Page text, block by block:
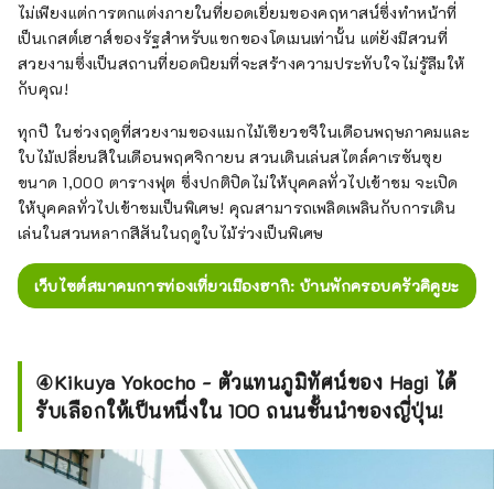
ไม่เพียงแต่การตกแต่งภายในที่ยอดเยี่ยมของคฤหาสน์ซึ่งทำหน้าที่
เป็นเกสต์เฮาส์ของรัฐสำหรับแขกของโดเมนเท่านั้น แต่ยังมีสวนที่
สวยงามซึ่งเป็นสถานที่ยอดนิยมที่จะสร้างความประทับใจไม่รู้ลืมให้
กับคุณ!
ทุกปี ในช่วงฤดูที่สวยงามของแมกไม้เขียวขจีในเดือนพฤษภาคมและ
ใบไม้เปลี่ยนสีในเดือนพฤศจิกายน สวนเดินเล่นสไตล์คาเรซันซุย
ขนาด 1,000 ตารางฟุต ซึ่งปกติปิดไม่ให้บุคคลทั่วไปเข้าชม จะเปิด
ให้บุคคลทั่วไปเข้าชมเป็นพิเศษ! คุณสามารถเพลิดเพลินกับการเดิน
เล่นในสวนหลากสีสันในฤดูใบไม้ร่วงเป็นพิเศษ
เว็บไซต์สมาคมการท่องเที่ยวเมืองฮากิ: บ้านพักครอบครัวคิคูยะ
④Kikuya Yokocho - ตัวแทนภูมิทัศน์ของ Hagi ได้
รับเลือกให้เป็นหนึ่งใน 100 ถนนชั้นนำของญี่ปุ่น!